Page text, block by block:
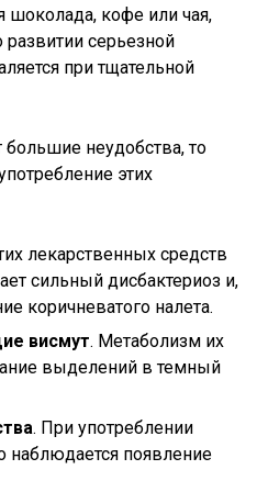
шоколада, кофе или чая,
развитии серьезной
при тщательной
большие неудобства, то
этих
лекарственных средств
сильный дисбактериоз и,
коричневатого налета.
висмут. Метаболизм их
выделений в темный
. При употреблении
наблюдается появление